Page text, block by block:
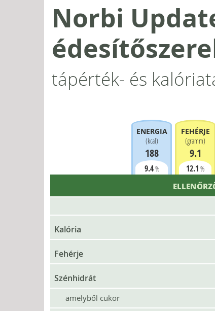
Norbi
tápérték- és
ENERGIA
(kcal)
188
9.4%
FEHÉRJE
(gramm)
9.1
12.1 %
Kalória
Fehérje
Szénhidrát
amelyből cukor